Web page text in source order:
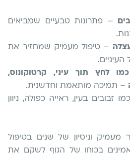
– פתרונות טבעיים שמביאים
– טיפול מעמיק שמחזיר את
לחץ תוך עיני, קרטוקונוס,
– תמיכה מותאמת וחדשנית.
זבובים בעין, ראייה כפולה, ניוון
וניסיון של שנים בטיפול
בכוחו של הגוף לשקם את